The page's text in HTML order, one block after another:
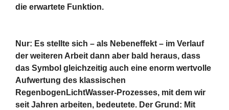
die erwartete Funktion.
Nur: Es stellte sich – als Nebeneffekt – im Verlauf
der weiteren Arbeit dann aber bald heraus, dass
das Symbol gleichzeitig auch eine enorm wertvolle
Aufwertung des klassischen
RegenbogenLichtWasser-Prozesses, mit dem wir
seit Jahren arbeiten, bedeutete. Der Grund: Mit